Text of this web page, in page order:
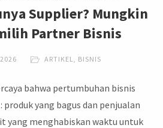
Supplier? Mungkin
Partner Bisnis
ARTIKEL BISNIS
bahwa pertumbuhan bisnis
yang bagus dan penjualan
yang menghabiskan waktu untuk